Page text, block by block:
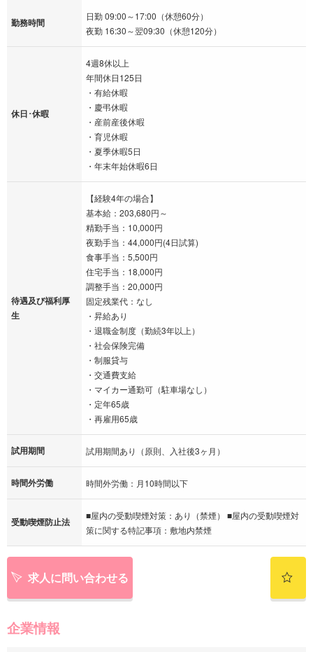
勤務時間
日勤 09:00～17:00（休憩60分）
夜勤 16:30～翌09:30（休憩120分）
休日･休暇
4週8休以上
年間休日125日
・有給休暇
・慶弔休暇
・産前産後休暇
・育児休暇
・夏季休暇5日
・年末年始休暇6日
待遇及び福利厚
生
【経験4年の場合】
基本給：203,680円～
精勤手当：10,000円
夜勤手当：44,000円(4日試算)
食事手当：5,500円
住宅手当：18,000円
調整手当：20,000円
固定残業代：なし
・昇給あり
・退職金制度（勤続3年以上）
・社会保険完備
・制服貸与
・交通費支給
・マイカー通勤可（駐車場なし）
・定年65歳
・再雇用65歳
試用期間 試用期間あり（原則、入社後3ヶ月）
時間外労働 時間外労働：月10時間以下
受動喫煙防止法
■屋内の受動喫煙対策：あり（禁煙） ■屋内の受動喫煙対
策に関する特記事項：敷地内禁煙
求人に問い合わせる
企業情報